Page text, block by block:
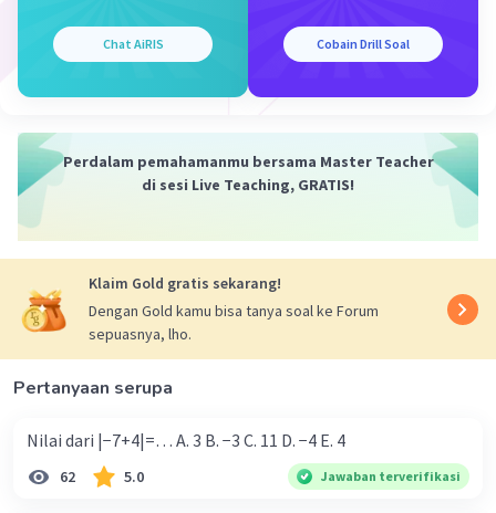
3x + 5 = 14
jika ingin mencari x, maka kita harus
3x = 14 - 5 (angka 5 pindah ruas ke kanan menjadi
minus)
x = 3
Beri Rating·5.0
Chat AiRIS Cobain Drill Soal
Perdalam pemahamanmu bersama Master Teacher
di sesi Live Teaching, GRATIS!
Klaim Gold gratis sekarang!
Dengan Gold kamu bisa tanya soal ke Forum
sepuasnya, lho.
Pertanyaan serupa
Nilai dari |−7+4|=… A. 3 B. −3 C. 11 D. −4 E. 4
62 5.0 Jawaban terverifikasi